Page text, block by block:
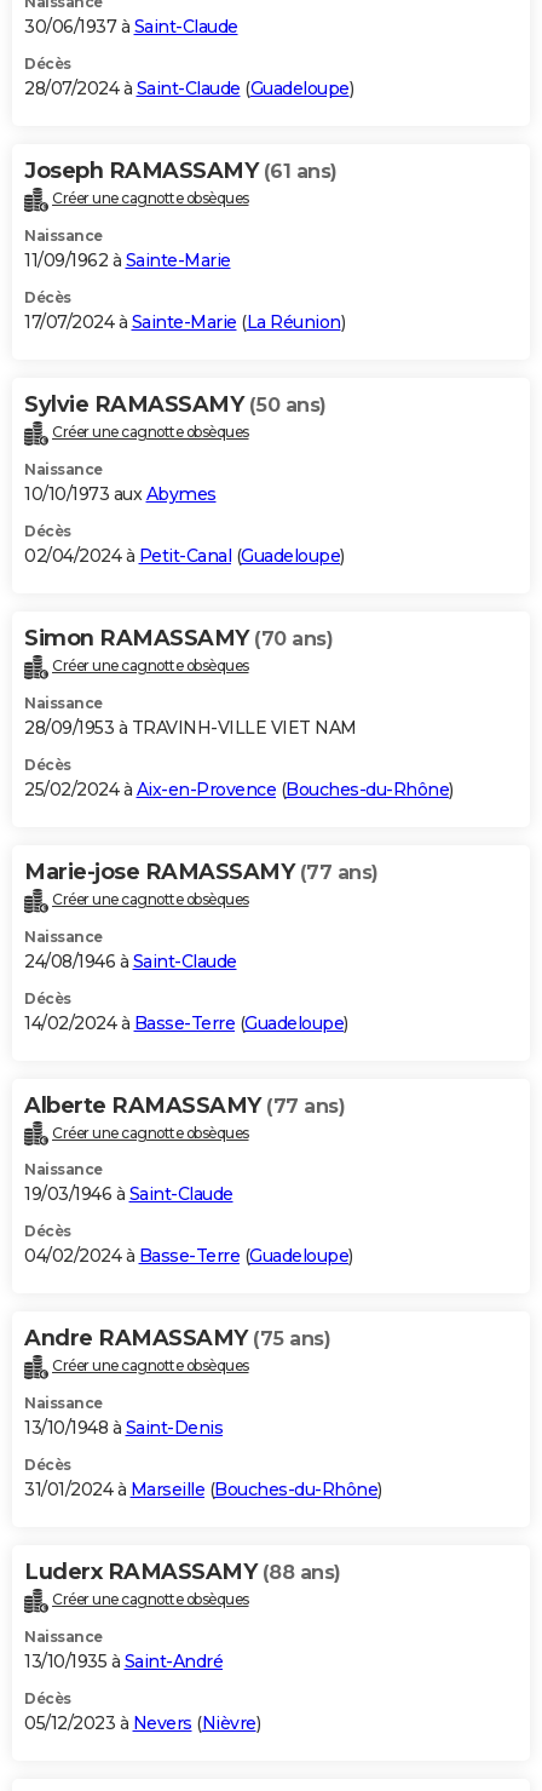
30/06/1937 à Saint-Claude
Décès
28/07/2024 à Saint-Claude (Guadeloupe)
Joseph RAMASSAMY (61 ans)
Créer une cagnotte obsèques
Naissance
11/09/1962 à Sainte-Marie
Décès
17/07/2024 à Sainte-Marie (La Réunion)
Sylvie RAMASSAMY (50 ans)
Créer une cagnotte obsèques
Naissance
10/10/1973 auxAbymes
Décès
02/04/2024 à Petit-Canal (Guadeloupe)
Simon RAMASSAMY (70 ans)
Créer une cagnotte obsèques
Naissance
28/09/1953 à TRAVINH-VILLE VIET NAM
Décès
25/02/2024 à Aix-en-Provence (Bouches-du-Rhône)
Marie-jose RAMASSAMY (77 ans)
Créer une cagnotte obsèques
Naissance
24/08/1946 à Saint-Claude
Décès
14/02/2024 à Basse-Terre (Guadeloupe)
Alberte RAMASSAMY (77 ans)
Créer une cagnotte obsèques
Naissance
19/03/1946 à Saint-Claude
Décès
04/02/2024 à Basse-Terre (Guadeloupe)
Andre RAMASSAMY (75 ans)
Créer une cagnotte obsèques
Naissance
13/10/1948 à Saint-Denis
Décès
31/01/2024 à Marseille (Bouches-du-Rhône)
Luderx RAMASSAMY (88 ans)
Créer une cagnotte obsèques
Naissance
13/10/1935 à Saint-André
Décès
05/12/2023 à Nevers (Nièvre)